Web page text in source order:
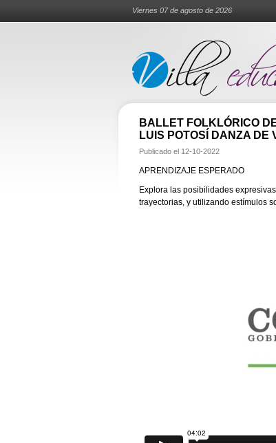
Viernes 07 de agosto de 2026
BALLET FOLKLÓRICO
LUIS POTOSÍ DANZA DE
Publicado el 12-10-2022
APRENDIZAJE ESPERADO
Explora las posibilidades
trayectorias, y utilizando estímulos